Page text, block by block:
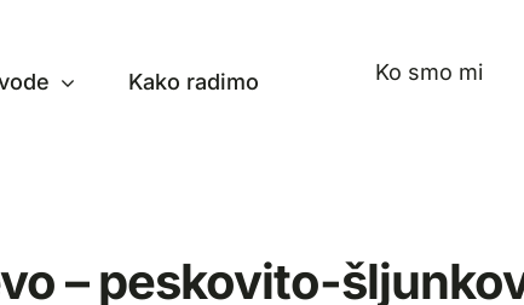
Kako radimo Ko smo mi
– peskovito-